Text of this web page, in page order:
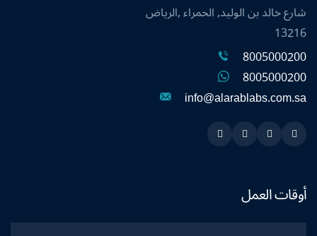
شارع خالد بن الوليد, الحمراء ,الرياض
13216
8005000200
8005000200
info@alarablabs.com.sa
Snapchat
Twitter
Linkedin
Instagram
أوقات العمل